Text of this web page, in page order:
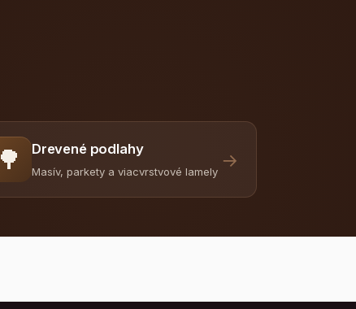
🌳 Drevené podlahy
Masív, parkety a viacvrstvové lamely
→